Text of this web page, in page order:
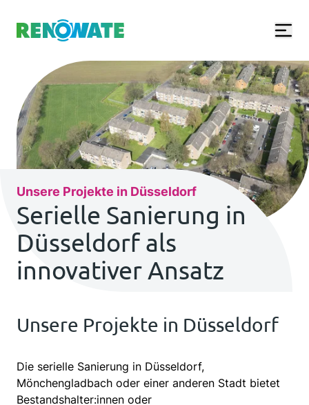
Unsere Projekte in Düsseldorf
Serielle Sanierung in
Düsseldorf als
innovativer Ansatz
Unsere Projekte in Düsseldorf
Die serielle Sanierung in Düsseldorf,
Mönchengladbach oder einer anderen Stadt bietet
Bestandshalter:innen oder